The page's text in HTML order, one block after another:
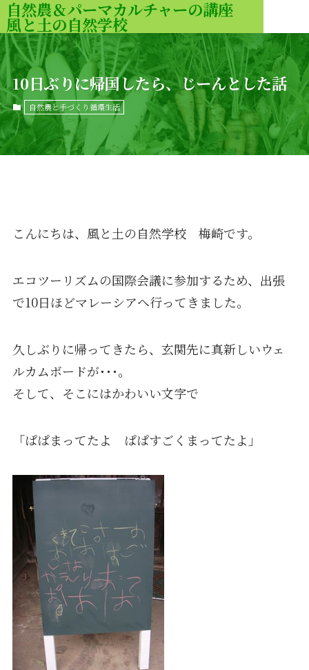
自然農＆パーマカルチャーの講座
風と土の自然学校
10日ぶりに帰国したら、じーんとした話
自然農と手づくり循環生活
こんにちは、風と土の自然学校 梅崎です。
エコツーリズムの国際会議に参加するため、出張
で10日ほどマレーシアへ行ってきました。
久しぶりに帰ってきたら、玄関先に真新しいウェ
ルカムボードが･･･。
そして、そこにはかわいい文字で
「ぱぱまってたよ ぱぱすごくまってたよ」